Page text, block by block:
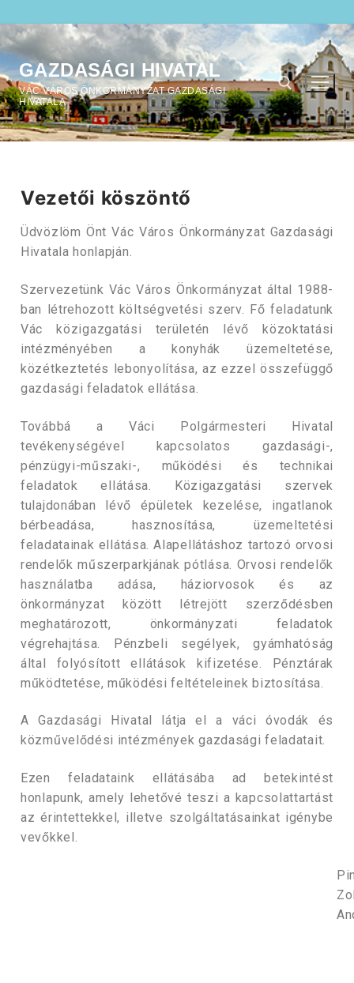
GAZDASÁGI HIVATAL
VÁC VÁROS ÖNKORMÁNYZAT GAZDASÁGI
HIVATALA
Vezetői köszöntő
Üdvözlöm Önt Vác Város Önkormányzat Gazdasági
Hivatala honlapján.
Szervezetünk Vác Város Önkormányzat által 1988-
ban létrehozott költségvetési szerv. Fő feladatunk
Vác közigazgatási területén lévő közoktatási
intézményében a konyhák üzemeltetése,
közétkeztetés lebonyolítása, az ezzel összefüggő
gazdasági feladatok ellátása.
Továbbá a Váci Polgármesteri Hivatal
tevékenységével kapcsolatos gazdasági-,
pénzügyi-műszaki-, működési és technikai
feladatok ellátása. Közigazgatási szervek
tulajdonában lévő épületek kezelése, ingatlanok
bérbeadása, hasznosítása, üzemeltetési
feladatainak ellátása. Alapellátáshoz tartozó orvosi
rendelők műszerparkjának pótlása. Orvosi rendelők
használatba adása, háziorvosok és az
önkormányzat között létrejött szerződésben
meghatározott, önkormányzati feladatok
végrehajtása. Pénzbeli segélyek, gyámhatóság
által folyósított ellátások kifizetése. Pénztárak
működtetése, működési feltételeinek biztosítása.
A Gazdasági Hivatal látja el a váci óvodák és
közművelődési intézmények gazdasági feladatait.
Ezen feladataink ellátásába ad betekintést
honlapunk, amely lehetővé teszi a kapcsolattartást
az érintettekkel, illetve szolgáltatásainkat igénybe
vevőkkel.